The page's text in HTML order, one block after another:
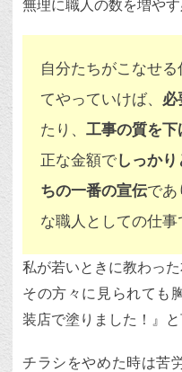
無理に職人の数を増や
自分たちがこなせ
てやっていけば、 必
たり、 工事の質を下
正な金額でしっかり
ちの一番の宣伝であ
な職人としての仕事
私が若いときに教わった
その方々に見られても
装店で塗りました！』
チラシをやめた時は苦